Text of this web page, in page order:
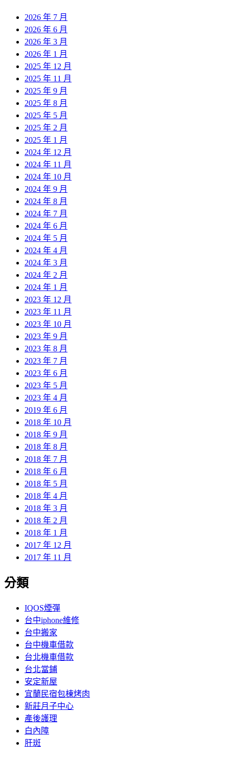
2026 年 7 月
2026 年 6 月
2026 年 3 月
2026 年 1 月
2025 年 12 月
2025 年 11 月
2025 年 9 月
2025 年 8 月
2025 年 5 月
2025 年 2 月
2025 年 1 月
2024 年 12 月
2024 年 11 月
2024 年 10 月
2024 年 9 月
2024 年 8 月
2024 年 7 月
2024 年 6 月
2024 年 5 月
2024 年 4 月
2024 年 3 月
2024 年 2 月
2024 年 1 月
2023 年 12 月
2023 年 11 月
2023 年 10 月
2023 年 9 月
2023 年 8 月
2023 年 7 月
2023 年 6 月
2023 年 5 月
2023 年 4 月
2019 年 6 月
2018 年 10 月
2018 年 9 月
2018 年 8 月
2018 年 7 月
2018 年 6 月
2018 年 5 月
2018 年 4 月
2018 年 3 月
2018 年 2 月
2018 年 1 月
2017 年 12 月
2017 年 11 月
分類
IQOS煙彈
台中iphone維修
台中搬家
台中機車借款
台北機車借款
台北當鋪
安定新屋
宜蘭民宿包棟烤肉
新莊月子中心
產後護理
白內障
肝斑